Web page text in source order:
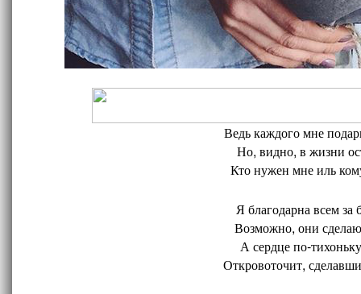
Ведь каждого мне
Но, видно, в жизни
Кто нужен мне иль
Я благодарна всем за
Возможно, они
А сердце по-
Откровоточит,